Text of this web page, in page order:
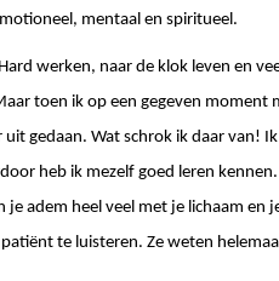
mentaal en spiritueel.
werken, naar de klok leven en
toen ik op een gegeven
gedaan. Wat schrok ik daar van!
heb ik mezelf goed leren
je adem heel veel met je lichaam
te luisteren. Ze weten